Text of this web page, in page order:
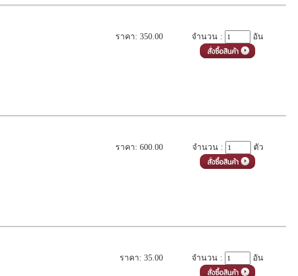
ราคา: 350.00 จำนวน : อัน
ราคา: 600.00 จำนวน : ตัว
ราคา: 35.00 จำนวน : อัน